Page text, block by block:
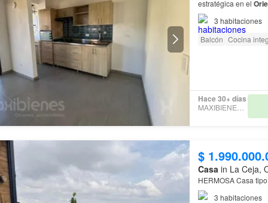
estratégica en el
prestigiosa Unidad
3 habitaciones
Balcón Cocina
Hace 30+ días
MAXIBIENES SAS
$
Casa in La Ceja,
HERMOSA Casa
3 habitaciones